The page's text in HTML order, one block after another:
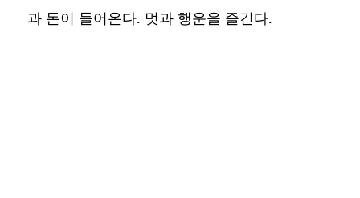
과 돈이 들어온다. 멋과 행운을 즐긴다.